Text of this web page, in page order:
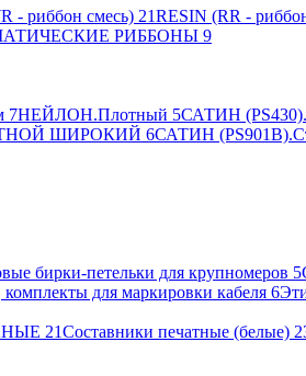
- риббон смесь) 21RESIN (RR -
РИББОНЫ 9
7НЕЙЛОН.Плотный 5САТИН
ШИРОКИЙ 6САТИН
бирки-петельки для крупномеров 5
для маркировки кабеля 6
21Составники печатные (белые)